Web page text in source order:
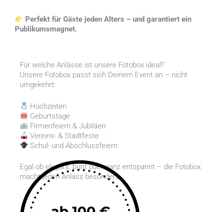
Perfekt für Gäste jeden Alters – und garantiert ein
Publikumsmagnet.
Für welche Anlässe ist unsere Fotobox ideal?
Unsere Fotobox passt sich Deinem Event an – nicht
umgekehrt:
Hochzeiten
Geburtstage
Firmenfeiern & Jubiläen
Vereins- & Stadtfeste
Schul- und Abschlussfeiern
Egal ob elegant, bunt oder ganz entspannt – die Fotobox
macht jeden Anlass besonders.